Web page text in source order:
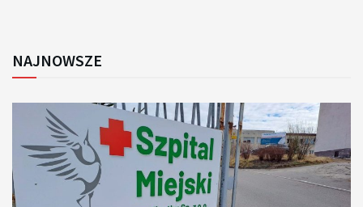
NAJNOWSZE